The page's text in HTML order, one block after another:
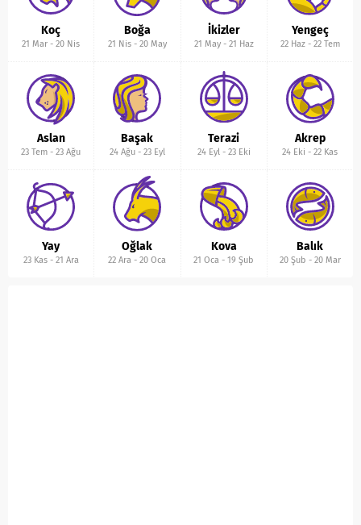
Koç
21 Mar -20 Nis
Boğa
21 Nis- 20 May
İkizler
21 May- 21 Haz
Yengeç
22 Haz- 22 Tem
Aslan
23 Tem -23 Ağu
Başak
24 Ağu- 23 Eyl
Terazi
24 Eyl - 23 Eki
Akrep
24 Eki -22 Kas
Yay
23 Kas- 21 Ara
Oğlak
22 Ara -20 Oca
Kova
21 Oca -19 Şub
Balık
20 Şub - 20 Mar